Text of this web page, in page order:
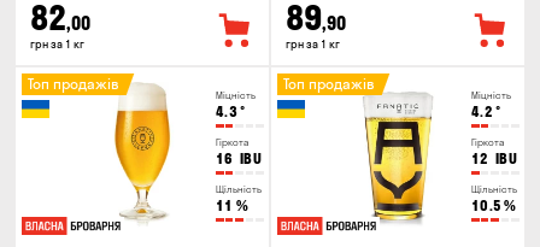
82,00
грн за 1 кг
89,90
грн за 1 кг
Міцність
4.3°
Гіркота
16 IBU
Щільність
11 %
Топ продажів
Міцність
4.2 °
Гіркота
12 IBU
Щільність
10.5 %
Топ продажів